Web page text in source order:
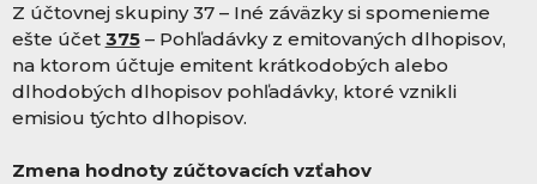
Z účtovnej skupiny 37 – Iné záväzky si spomenieme
ešte účet 375– Pohľadávky z emitovaných dlhopisov,
na ktorom účtuje emitent krátkodobých alebo
dlhodobých dlhopisov pohľadávky, ktoré vznikli
emisiou týchto dlhopisov.
Zmena hodnoty zúčtovacích vzťahov